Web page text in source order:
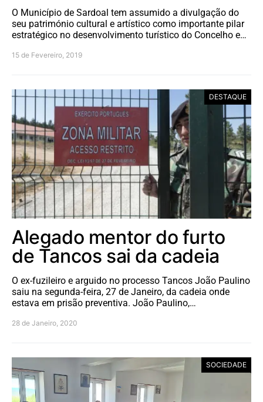
O Município de Sardoal tem assumido a divulgação do
seu património cultural e artístico como importante pilar
estratégico no desenvolvimento turístico do Concelho e…
15 de Fevereiro, 2019
DESTAQUE
Alegado mentor do furto
de Tancos sai da cadeia
O ex-fuzileiro e arguido no processo Tancos João Paulino
saiu na segunda-feira, 27 de Janeiro, da cadeia onde
estava em prisão preventiva. João Paulino,…
28 de Janeiro, 2020
SOCIEDADE